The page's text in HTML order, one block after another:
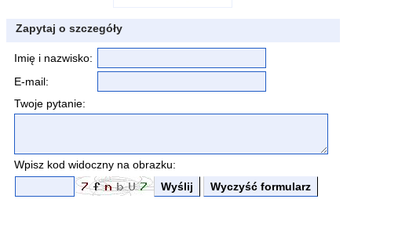
Zapytaj o szczegóły
Imię i nazwisko:
E-mail:
Twoje pytanie:
Wpisz kod widoczny na obrazku: